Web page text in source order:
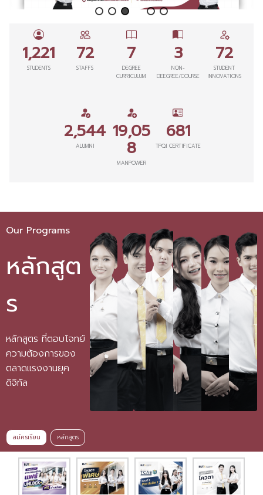
1,221
STUDENTS
72
STAFFS
7
DEGREE
CURRICULUM
3
NON-
DEEGREE/COURSE
72
STUDENT
INNOVATIONS
2,544
ALUMNI
19,05
8
MANPOWER
681
TPQI CERTIFICATE
Our Programs
หลักสูต
ร
หลักสูตร ที่ตอบโจทย์
ความต้องการของ
ตลาดแรงงานยุค
ดิจิทัล
สมัครเรียน หลักสูตร